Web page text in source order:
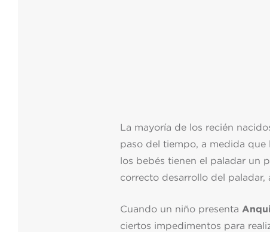
La mayoría de los recién
paso del tiempo, a medida que
los bebés tienen el paladar un
correcto desarrollo del
Cuando un niño presenta
ciertos impedimentos para